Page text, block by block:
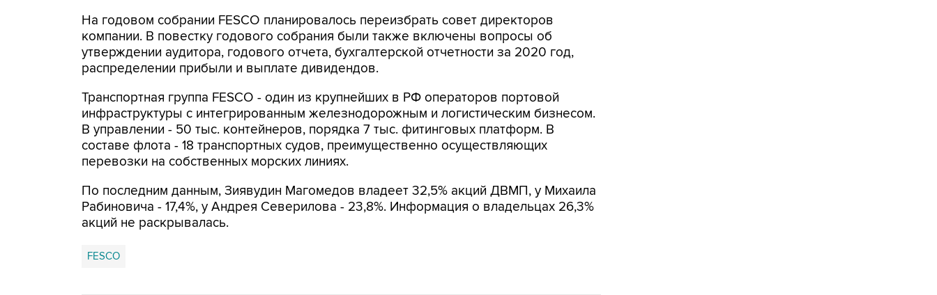
На годовом собрании FESCO планировалось переизбрать совет директоров
компании. В повестку годового собрания были также включены вопросы об
утверждении аудитора, годового отчета, бухгалтерской отчетности за 2020 год,
распределении прибыли и выплате дивидендов.
Транспортная группа FESCO - один из крупнейших в РФ операторов портовой
инфраструктуры с интегрированным железнодорожным и логистическим бизнесом.
В управлении - 50 тыс. контейнеров, порядка 7 тыс. фитинговых платформ. В
составе флота - 18 транспортных судов, преимущественно осуществляющих
перевозки на собственных морских линиях.
По последним данным, Зиявудин Магомедов владеет 32,5% акций ДВМП, у Михаила
Рабиновича - 17,4%, у Андрея Северилова - 23,8%. Информация о владельцах 26,3%
акций не раскрывалась.
FESCO